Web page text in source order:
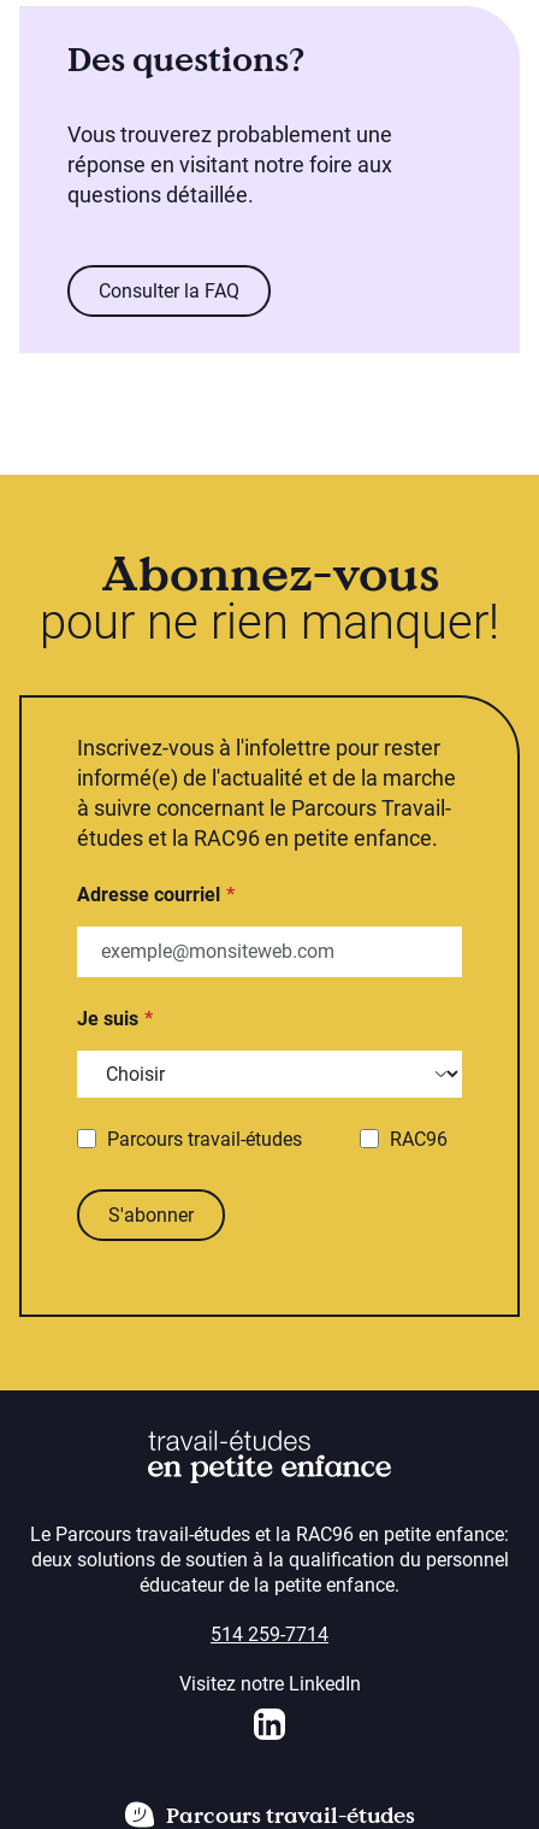
Des questions?
Vous trouverez probablement une
réponse en visitant notre foire aux
questions détaillée.
Consulter la FAQ
Abonnez-vous
pour ne rien manquer!
Inscrivez-vous à l'infolettre pour rester
informé(e) de l'actualité et de la marche
à suivre concernant le Parcours Travail-
études et la RAC96 en petite enfance.
Adresse courriel
Je suis
Parcours travail-études RAC96
S'abonner
Le Parcours travail-études et la RAC96 en petite enfance:
deux solutions de soutien à la qualification du personnel
éducateur de la petite enfance.
514 259-7714
Visitez notre LinkedIn
LinkedIn
Parcours travail-études